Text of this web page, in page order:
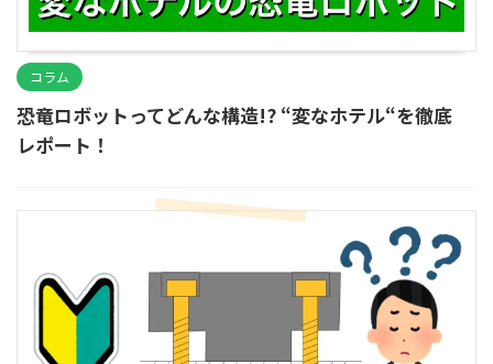
コラム
恐竜ロボットってどんな構造!? “変なホテル“を徹底
レポート！